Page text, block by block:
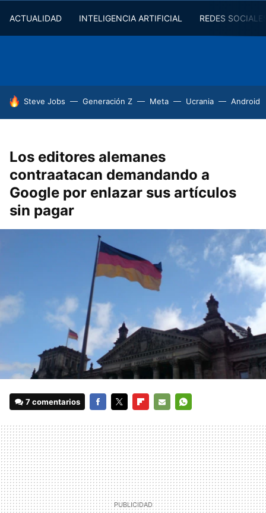
ACTUALIDAD INTELIGENCIA ARTIFICIAL REDES
HOY SE HABLA DE
Steve Jobs Generación Z Meta Ucrania Android
Los editores alemanes
contraatacan demandando a
Google por enlazar sus artículos
sin pagar
7 comentarios
MAIL